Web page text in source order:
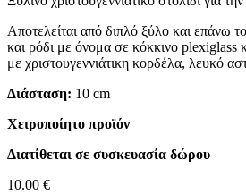
Αποτελείται από διπλό ξύλο και επάνω
και ρόδι με όνομα σε κόκκινο plexiglass
με χριστουγεννιάτικη κορδέλα, λευκό
Διάσταση: 10 cm
Χειροποίητο προϊόν
Διατίθεται σε συσκευασία δώρου
10.00 €